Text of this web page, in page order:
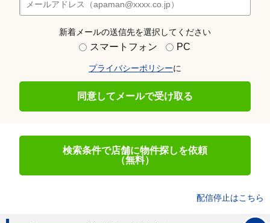
新着メールの送信先を選択してください
スマートフォン PC
プライバシーポリシーに
同意してメールで受け取る
検索条件で店舗に物件探しを依頼
（無料）
配信停止はこちら